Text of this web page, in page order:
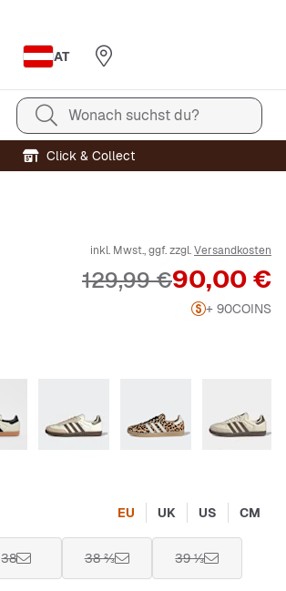
AT
Wonach suchst du?
Click & Collect
inkl. Mwst., ggf. zzgl.Versandkosten
Preis
90,00 €
Originalpreis
129,99 €
+ 90COINS
EU UK US CM
38 38 ⅔ 39 ⅓